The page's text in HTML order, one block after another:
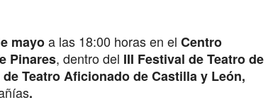
mayoa las 18:00 horas en el Centro
Pinares, dentro del III Festival de Teatro de
Teatro Aficionado de Castilla y León,
.